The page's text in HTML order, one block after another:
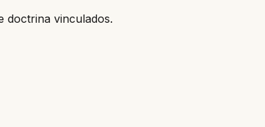
doctrina vinculados.